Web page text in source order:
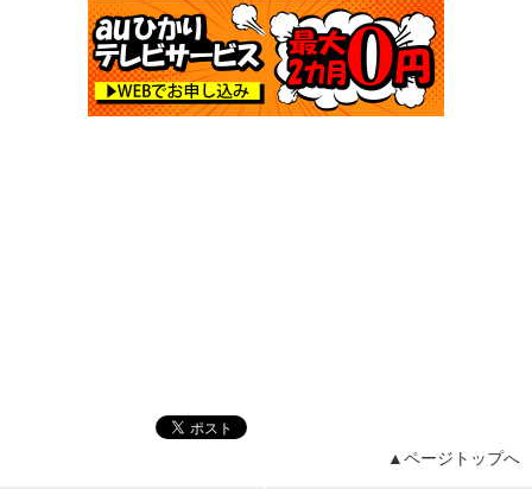
▲ページトップへ